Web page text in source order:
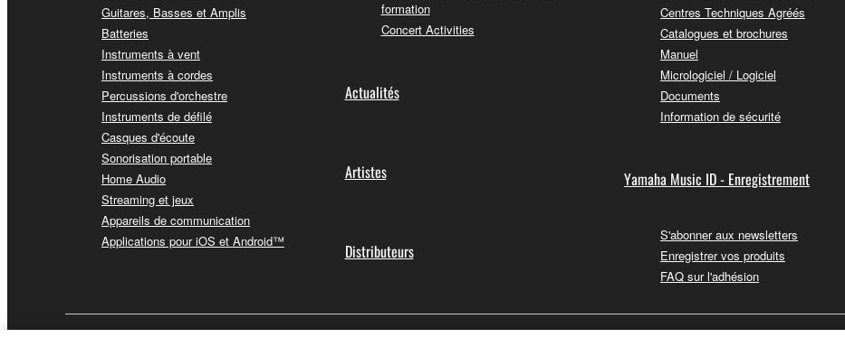
Guitares, Basses et Amplis
Batteries
Instruments à vent
Instruments à cordes
Percussions d'orchestre
Instruments de défilé
Casques d'écoute
Sonorisation portable
Home Audio
Streaming et jeux
Appareils de communication
Applications pour iOS et Android™
formation
Concert Activities
Actualités
Artistes
Distributeurs
Centres Techniques Agréés
Catalogues et brochures
Manuel
Micrologiciel / Logiciel
Documents
Information de sécurité
Yamaha Music ID - Enregistrement
S'abonner aux newsletters
Enregistrer vos produits
FAQ sur l'adhésion